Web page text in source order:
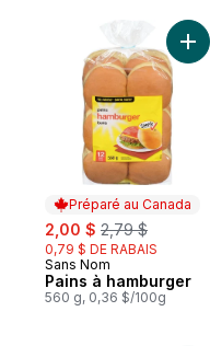
Préparé au Canada
sale:
2,00 $ , formerly:
2,79 $
0,79 $ DE RABAIS
Préparé au Canada
Sans Nom
Pains à hamburger
560 g, 0,36 $/100g